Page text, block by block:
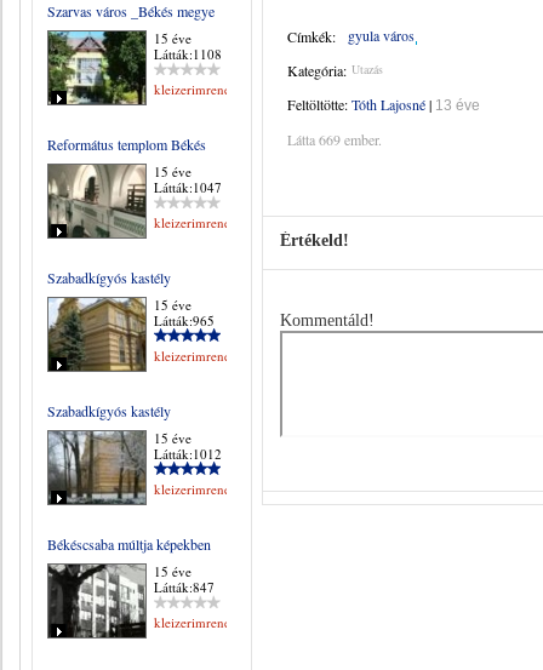
Szarvas város _Békés megye
15 éve
Látták:1108
kleizerimrene
Református templom Békés
15 éve
Látták:1047
kleizerimrene
Szabadkígyós kastély
15 éve
Látták:965
kleizerimrene
Szabadkígyós kastély
15 éve
Látták:1012
kleizerimrene
Békéscsaba múltja képekben
15 éve
Látták:847
kleizerimrene
Címkék:
gyula város
Kategória: Utazás
Feltöltötte:Tóth Lajosné| 13 éve
Látta 669 ember.
Értékeld!
Kommentáld!